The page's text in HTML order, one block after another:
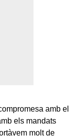
amb el
els mandats
molt de